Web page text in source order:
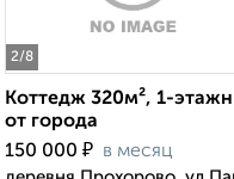
2/8
Коттедж 320м², 1-
от города
150 000 ₽ в месяц